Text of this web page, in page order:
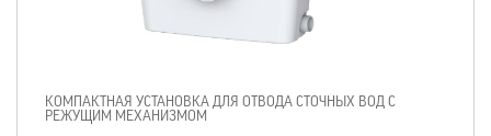
КОМПАКТНАЯ УСТАНОВКА ДЛЯ ОТВОДА СТОЧНЫХ ВОД С
РЕЖУЩИМ МЕХАНИЗМОМ